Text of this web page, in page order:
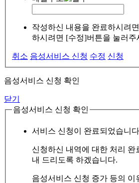
작성하신 내용을 완료하시려
하시려면 [수정]버튼을 눌러주
취소 음성서비스 신청 수정 신청
음성서비스 신청 확인
닫기
음성서비스 신청 확인
서비스 신청이 완료되었습니
신청하신 내역에 대한 처리 완
내 드리도록 하겠습니다.
음성서비스 신청 증가 등의 이